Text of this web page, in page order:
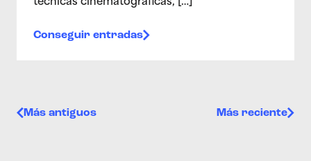
técnicas cinematográficas, […]
Conseguir entradas
Navegación de entradas
Más antiguos Más reciente